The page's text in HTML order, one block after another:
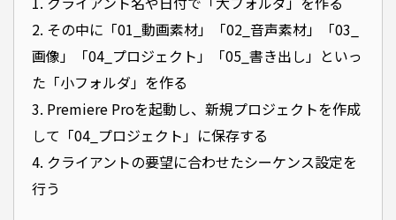
2. その中に「01_動画素材」「02_音声素材」「03_
画像」「04_プロジェクト」「05_書き出し」といっ
た「小フォルダ」を作る
3. Premiere Proを起動し、新規プロジェクトを作成
して「04_プロジェクト」に保存する
4. クライアントの要望に合わせたシーケンス設定を
行う